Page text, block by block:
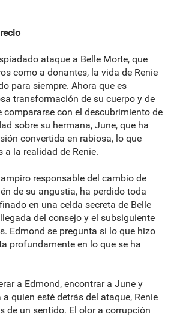
ataque a Belle Morte, que
como a donantes, la vida de Renie
para siempre. Ahora que es
transformación de su cuerpo y de
compararse con el descubrimiento de
sobre su hermana, June, que ha
convertida en rabiosa, lo que
a la realidad de Renie.
responsable del cambio de
de su angustia, ha perdido toda
en una celda secreta de Belle
del consejo y el subsiguiente
Edmond se pregunta si lo que hizo
profundamente en lo que se ha
a Edmond, encontrar a June y
quien esté detrás del ataque, Renie
de un sentido. El olor a corrupción